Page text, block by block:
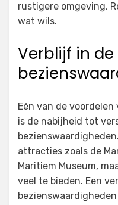
rustigere omgeving,
wat wils.
Verblijf in
Eén van de
is de nabijheid tot
attracties zoals de
Maritiem Museum,
veel te bieden. Een